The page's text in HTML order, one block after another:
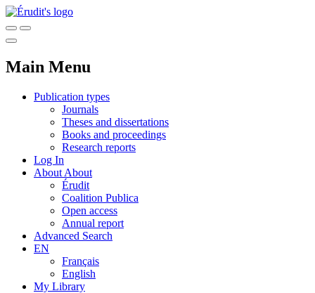
Main Menu
Publication types
Journals
Theses and dissertations
Books and proceedings
Research reports
Log In
About About
Érudit
Coalition Publica
Open access
Annual report
Advanced Search
EN
Français
English
My Library